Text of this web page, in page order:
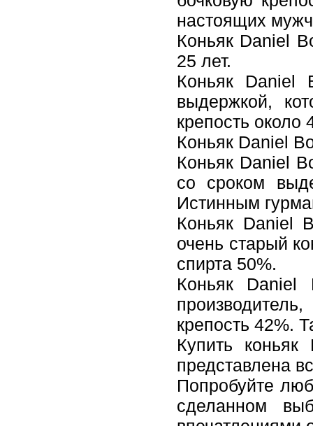
настоящих
Коньяк Daniel
25 лет.
Коньяк Daniel
выдержкой,
крепость около
Коньяк Daniel
Коньяк Daniel
со сроком
Истинным
Коньяк Daniel
очень старый
спирта 50%.
Коньяк Daniel
крепость 42%.
Купить
представлена
Попробуйте
сделанном